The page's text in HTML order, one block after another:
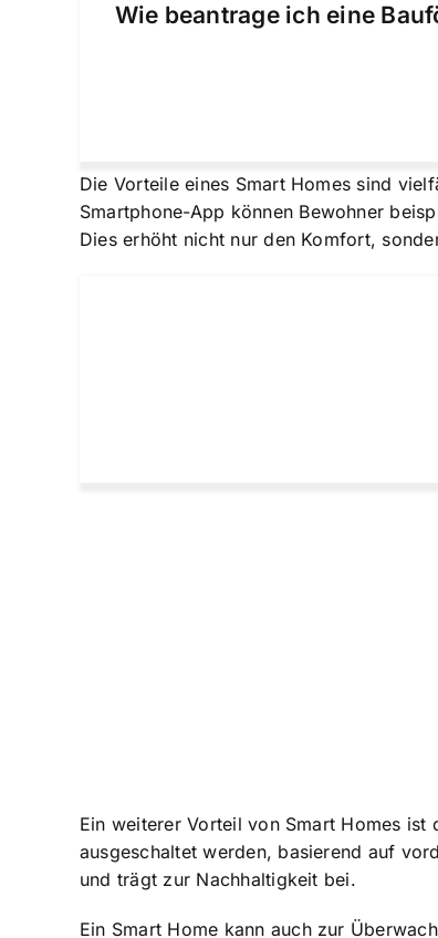
Wie beantrage ich eine
Die Vorteile eines Smart Homes sind
Smartphone-App können Bewohner
Dies erhöht nicht nur den Komfort,
Ein weiterer Vorteil von Smart Homes
ausgeschaltet werden, basierend auf
und trägt zur Nachhaltigkeit bei.
Ein Smart Home kann auch zur